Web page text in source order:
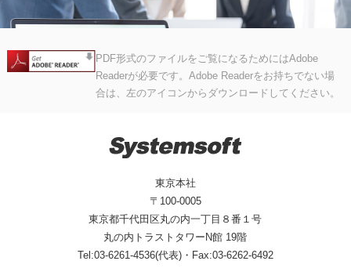
PDF形式のファイルをご覧になるためにはAdobe
Readerが必要です。Adobe Readerをお持ちでない場
合は、左のアイコンからダウンロードしてください。
東京本社
〒100-0005
東京都千代田区丸の内一丁目８番１号
丸の内トラストタワーN館 19階
Tel:03-6261-4536(代表)・Fax:03-6262-6492